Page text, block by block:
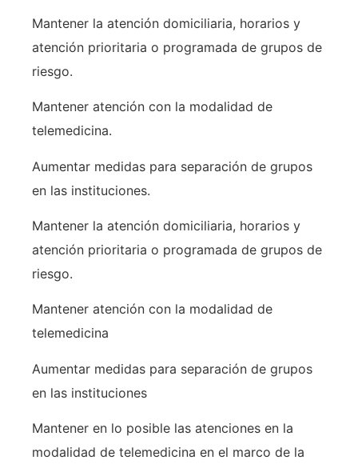
Mantener la atención domiciliaria, horarios y
atención prioritaria o programada de grupos de
riesgo.
Mantener atención con la modalidad de
telemedicina.
Aumentar medidas para separación de grupos
en las instituciones.
Mantener la atención domiciliaria, horarios y
atención prioritaria o programada de grupos de
riesgo.
Mantener atención con la modalidad de
telemedicina
Aumentar medidas para separación de grupos
en las instituciones
Mantener en lo posible las atenciones en la
modalidad de telemedicina en el marco de la